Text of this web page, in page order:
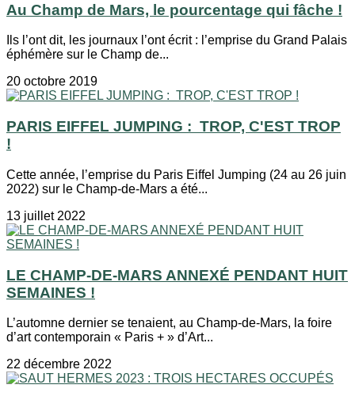
Au Champ de Mars, le pourcentage qui fâche !
Ils l’ont dit, les journaux l’ont écrit : l’emprise du Grand Palais
éphémère sur le Champ de...
20 octobre 2019
PARIS EIFFEL JUMPING : TROP, C'EST TROP
!
Cette année, l’emprise du Paris Eiffel Jumping (24 au 26 juin
2022) sur le Champ-de-Mars a été...
13 juillet 2022
LE CHAMP-DE-MARS ANNEXÉ PENDANT HUIT
SEMAINES !
L’automne dernier se tenaient, au Champ-de-Mars, la foire
d’art contemporain « Paris + » d’Art...
22 décembre 2022